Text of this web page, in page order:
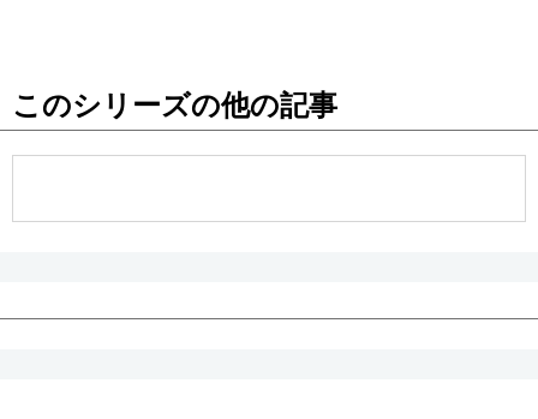
お知らせ
このシリーズの他の記事